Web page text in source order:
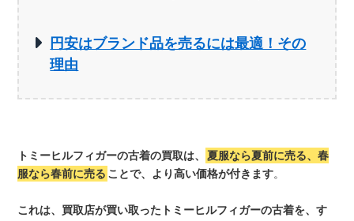
円安はブランド品を売るには最適！その
理由
トミーヒルフィガーの古着の買取は、
夏服なら夏前に売る、春
服なら春前に売る ことで、より高い価格が付きます。
これは、買取店が買い取ったトミーヒルフィガーの古着を、す